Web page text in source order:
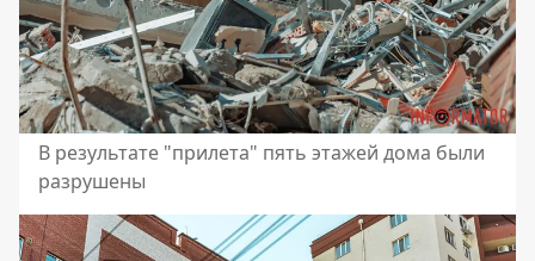
В результате "прилета" пять этажей дома были
разрушены